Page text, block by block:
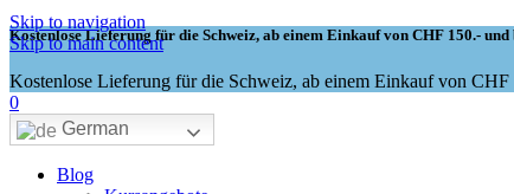
Skip to navigation
Skip to main content
Kostenlose Lieferung für die Schweiz, ab einem Einkauf von CHF 150.-
Kostenlose Lieferung für die Schweiz, ab einem Einkauf von
0
German
Blog